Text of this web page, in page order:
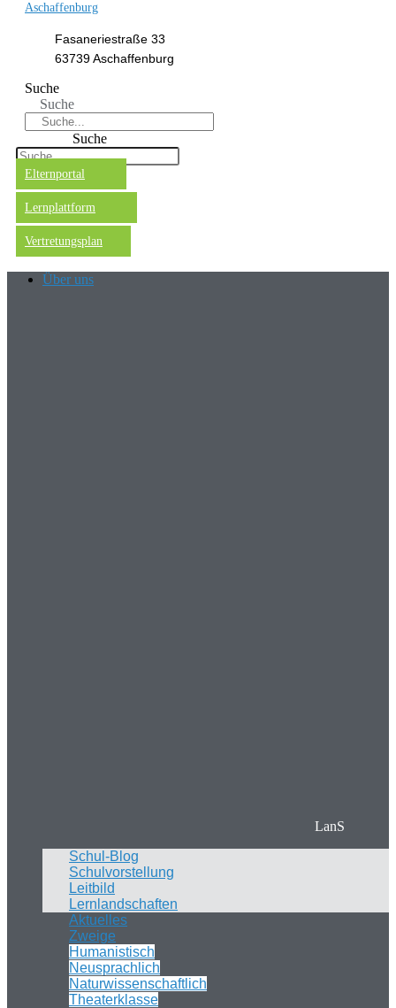
Aschaffenburg
Fasaneriestraße 33
63739 Aschaffenburg
Suche
Suche
Suche
Elternportal
Lernplattform
Vertretungsplan
Über uns
LanS
Schul-Blog
Schulvorstellung
Leitbild
Lernlandschaften
Aktuelles
Zweige
Humanistisch
Neusprachlich
Naturwissenschaftlich
Theaterklasse